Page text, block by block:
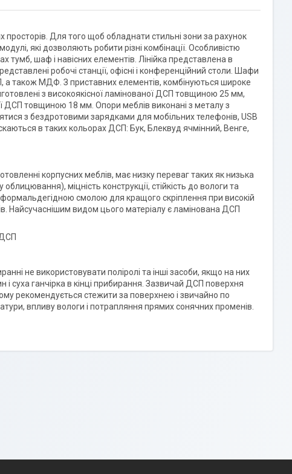
просторів. Для того щоб обладнати стильні зони за рахунок
які дозволяють робити різні комбінації. Особливістю
тумб, шаф і навісних елементів. Лінійка представлена в
робочі станції, офісні і конференційний столи. Шафи
а також МДФ. З приставних елементів, комбінуються широке
з високоякісної ламінованої ДСП товщиною 25 мм,
ДСП товщиною 18 мм. Опори меблів виконані з металу з
з бездротовими зарядками для мобільних телефонів, USB
в таких кольорах ДСП: Бук, Блеквуд ячмінний, Венге,
корпусних меблів, має низку переваг таких як низька
міцність конструкції, стійкість до вологи та
смолою для кращого скріплення при високій
Найсучаснішим видом цього матеріалу є ламінована ДСП
не використовувати поліролі та інші засоби, якщо на них
ганчірка в кінці прибирання. Зазвичай ДСП поверхня
рекомендується стежити за поверхнею і звичайно по
впливу вологи і потрапляння прямих сонячних променів.